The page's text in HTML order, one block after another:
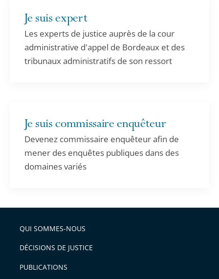
Je suis expert
Les experts de justice auprès de la cour
administrative d'appel de Bordeaux et des
tribunaux administratifs de son ressort
Je suis commissaire enquêteur
Devenez commissaire enquêteur afin de
mener des enquêtes publiques dans des
domaines variés
QUI SOMMES-NOUS
DÉCISIONS DE JUSTICE
PUBLICATIONS